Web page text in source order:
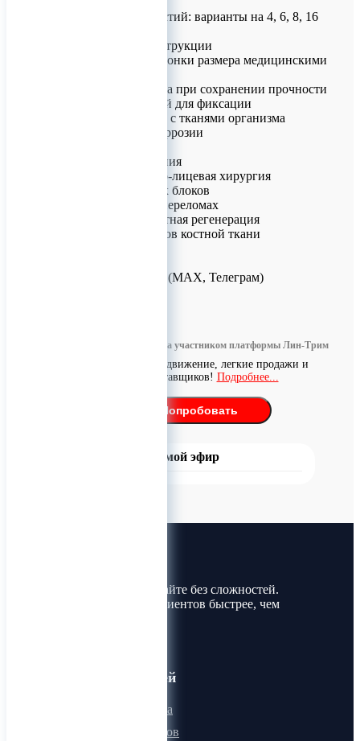
Количество отверстий: варианты на 4, 6, 8, 16
Особенности конструкции
Возможность подгонки размера медицинскими
Гибкость материала при сохранении прочности
Наличие отверстий для фиксации
Биосовместимость с тканями организма
Устойчивость к коррозии
Области применения
Черепно-челюстно-лицевая хирургия
Фиксация костных блоков
Остеосинтез при переломах
Направленная костная регенерация
Коррекция дефектов костной ткани
+7 (926) 209-09-94 (МАХ, Телеграм)
Информация размещена участником платформы Лин-Трим
Бесплатное продвижение, легкие продажи и
поиск поставщиков! Подробнее...
Попробовать
Прямой эфир
Покупайте и продавайте без сложностей.
Найдите товары и клиентов быстрее, чем
Для пользователей
Онлайн визитка
Для поставщиков